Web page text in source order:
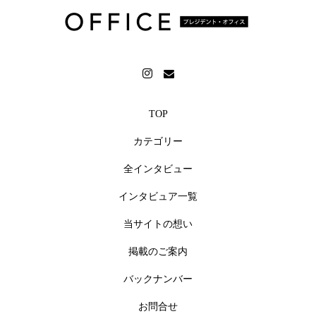
TOP
カテゴリー
全インタビュー
インタビュア一覧
当サイトの想い
掲載のご案内
バックナンバー
お問合せ